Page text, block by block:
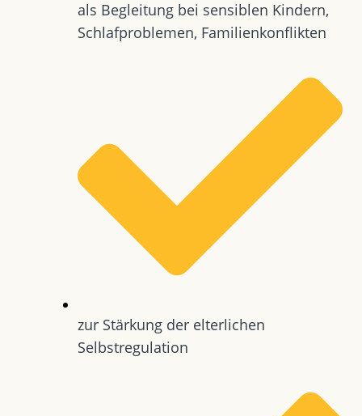
als Begleitung bei sensiblen Kindern,
Schlafproblemen, Familienkonflikten
zur Stärkung der elterlichen
Selbstregulation